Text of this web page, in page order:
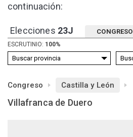
continuación:
Elecciones 23J CONGRESO
ESCRUTINIO: 100%
Congreso Castilla y León
Villafranca de Duero